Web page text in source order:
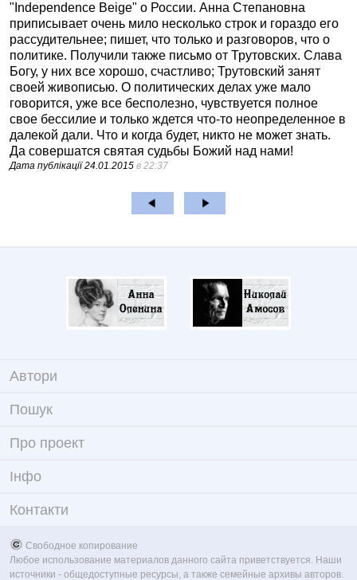
"Independence Beige" о России. Анна Степановна
приписывает очень мило несколько строк и гораздо его
рассудительнее; пишет, что только и разговоров, что о
политике. Получили также письмо от Трутовских. Слава
Богу, у них все хорошо, счастливо; Трутовский занят
своей живописью. О политических делах уже мало
говорится, уже все бесполезно, чувствуется полное
свое бессилие и только ждется что-то неопределенное в
далекой дали. Что и когда будет, никто не может знать.
Да совершатся святая судьбы Божий над нами!
Дата публікації24.01.2015 в 22:37
Автори
Пошук
Про проект
Iнфо
Контакти
Свободное копирование
Любое использование материалов данного сайта приветствуется. Наши
источники - общедоступные ресурсы, а также семейные архивы авторов.